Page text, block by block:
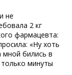
не
2 кг
фармацевта:
«Ну хоть
мной бились в
минуты